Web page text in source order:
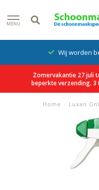
MENU
Wij worden
Zomervakantie 27 juli
beperkte verzending.
Home / Luxan